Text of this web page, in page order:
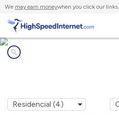
We may earn moneywhen you click our links.